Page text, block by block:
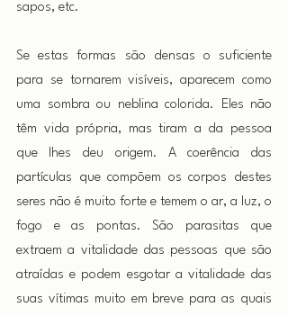
sapos, etc.
Se estas formas são densas o suficiente
para se tornarem visíveis, aparecem como
uma sombra ou neblina colorida. Eles não
têm vida própria, mas tiram a da pessoa
que lhes deu origem. A coerência das
partículas que compõem os corpos destes
seres não é muito forte e temem o ar, a luz, o
fogo e as pontas. São parasitas que
extraem a vitalidade das pessoas que são
atraídas e podem esgotar a vitalidade das
suas vítimas muito em breve para as quais